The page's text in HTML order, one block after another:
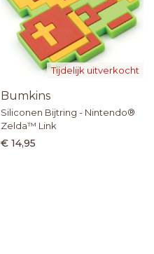
Tijdelijk uitverkocht
Bumkins
Siliconen Bijtring - Nintendo®
Zelda™ Link
€ 14,95